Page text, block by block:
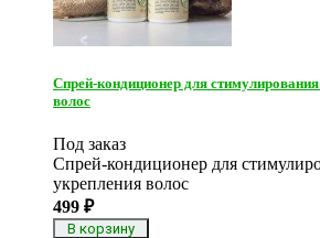
Спрей-кондиционер для
волос
Под заказ
Спрей-кондиционер для
укрепления волос
499 ₽